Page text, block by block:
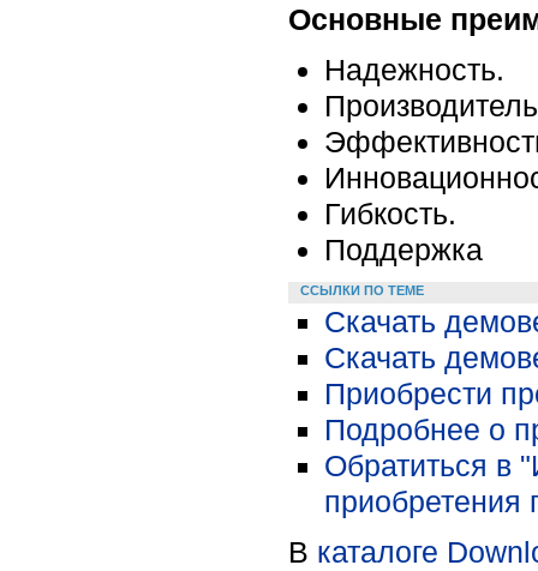
Основные
Надежность.
Гибкость.
Поддержка
ССЫЛКИ ПО ТЕМЕ
Скачать
Скачать
Приобрести
Подробнее о
Обратиться в
приобретения
В каталоге